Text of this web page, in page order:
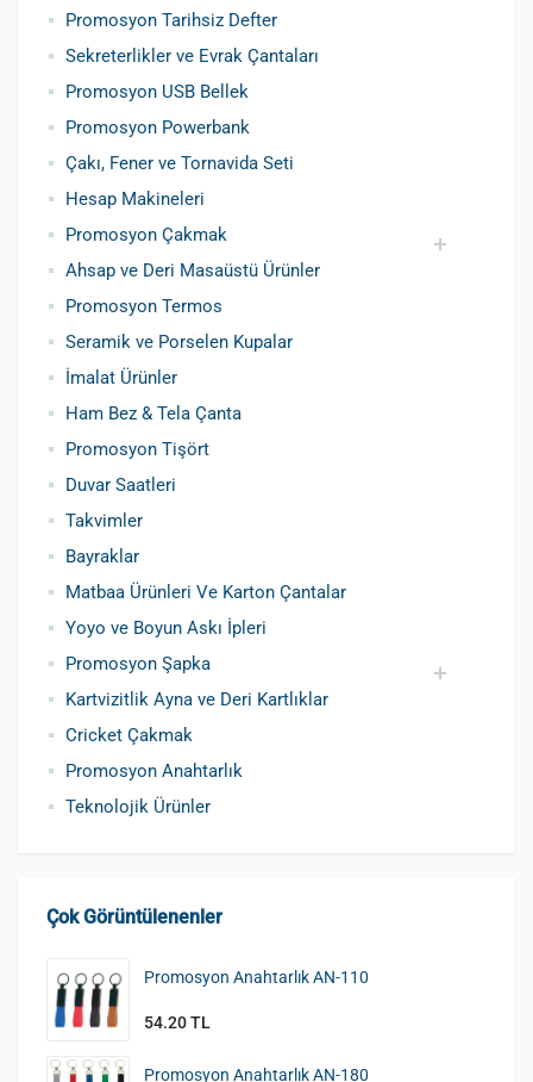
Promosyon Tarihsiz Defter
Sekreterlikler ve Evrak Çantaları
Promosyon USB Bellek
Promosyon Powerbank
Çakı, Fener ve Tornavida Seti
Hesap Makineleri
Promosyon Çakmak
Siboplu Çakmak
Manyetolu Çakmak
Ahsap ve Deri Masaüstü Ürünler
Promosyon Termos
Seramik ve Porselen Kupalar
İmalat Ürünler
Ham Bez & Tela Çanta
Promosyon Tişört
Duvar Saatleri
Takvimler
Bayraklar
Matbaa Ürünleri Ve Karton Çantalar
Yoyo ve Boyun Askı İpleri
Promosyon Şapka
Pamuklu Şapka
Polyester Şapka
Baskılı Şapka Toptan
Kartvizitlik Ayna ve Deri Kartlıklar
Cricket Çakmak
Promosyon Anahtarlık
Teknolojik Ürünler
Çok Görüntülenenler
Promosyon Anahtarlık AN-110
54.20 TL
Promosyon Anahtarlık AN-180